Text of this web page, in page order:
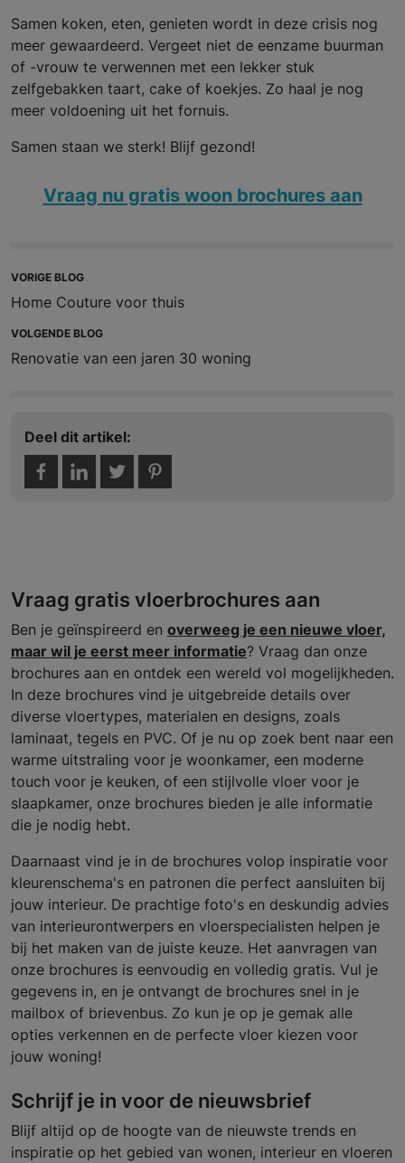
Samen koken, eten, genieten wordt in deze crisis nog
meer gewaardeerd. Vergeet niet de eenzame buurman
of -vrouw te verwennen met een lekker stuk
zelfgebakken taart, cake of koekjes. Zo haal je nog
meer voldoening uit het fornuis.
Samen staan we sterk! Blijf gezond!
Vraag nu gratis woon brochures aan
VORIGE BLOG
Home Couture voor thuis
VOLGENDE BLOG
Renovatie van een jaren 30 woning
Deel dit artikel:
Vraag gratis vloerbrochures aan
Ben je geïnspireerd en overweeg je een nieuwe vloer,
maar wil je eerst meer informatie? Vraag dan onze
brochures aan en ontdek een wereld vol mogelijkheden.
In deze brochures vind je uitgebreide details over
diverse vloertypes, materialen en designs, zoals
laminaat, tegels en PVC. Of je nu op zoek bent naar een
warme uitstraling voor je woonkamer, een moderne
touch voor je keuken, of een stijlvolle vloer voor je
slaapkamer, onze brochures bieden je alle informatie
die je nodig hebt.
Daarnaast vind je in de brochures volop inspiratie voor
kleurenschema's en patronen die perfect aansluiten bij
jouw interieur. De prachtige foto's en deskundig advies
van interieurontwerpers en vloerspecialisten helpen je
bij het maken van de juiste keuze. Het aanvragen van
onze brochures is eenvoudig en volledig gratis. Vul je
gegevens in, en je ontvangt de brochures snel in je
mailbox of brievenbus. Zo kun je op je gemak alle
opties verkennen en de perfecte vloer kiezen voor
jouw woning!
Schrijf je in voor de nieuwsbrief
Blijf altijd op de hoogte van de nieuwste trends en
inspiratie op het gebied van wonen, interieur en vloeren